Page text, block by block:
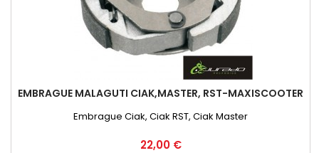
EMBRAGUE MALAGUTI CIAK,MASTER, RST-MAXISCOOTER
Embrague Ciak, Ciak RST, Ciak Master
Precio
22,00 €